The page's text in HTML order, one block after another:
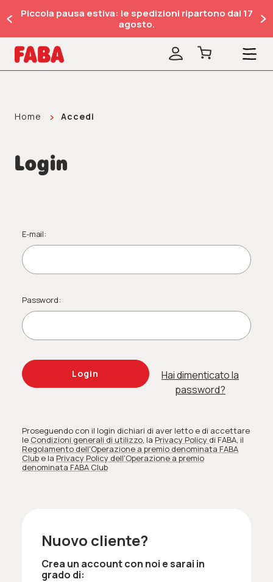
Piccola pausa estiva: le spedizioni ripartono dal 17
agosto.
Home Accedi
Login
E-mail:
Password:
Hai dimenticato la
password?
Proseguendo con il login dichiari di aver letto e di accettare
le Condizioni generali di utilizzo, la Privacy Policy di FABA, il
Regolamento dell'Operazione a premio denominata FABA
Club e la Privacy Policy dell'Operazione a premio
denominata FABA Club
Nuovo cliente?
Crea un account con noi e sarai in
grado di: